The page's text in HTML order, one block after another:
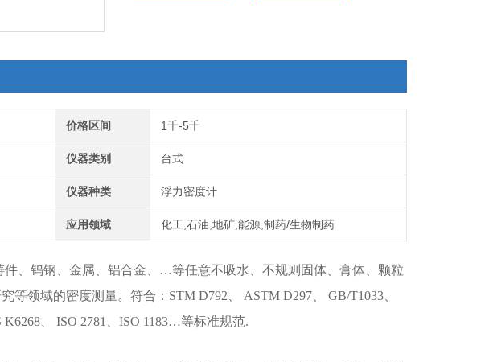
价格区间 1千-5千
仪器类别 台式
仪器种类 浮力密度计
应用领域 化工,石油,地矿,能源,制药/生物制药
件、钨钢、金属、铝合金、…等任意不吸水、不规则固体、膏体、颗粒
等领域的密度测量。 符合：STM D792、 ASTM D297、 GB/T1033、
K6268、 ISO 2781、ISO 1183…等标准规范.